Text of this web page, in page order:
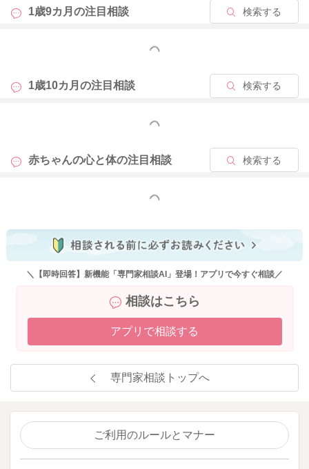
1歳9カ月の注目相談 検索する
もっと見る
1歳10カ月の注目相談 検索する
もっと見る
赤ちゃんの心と体の注目相談 検索する
もっと見る
＼【即時回答】新機能「専門家相談AI」登場！アプリで今すぐ相談／
相談はこちら
アプリで相談する
専門家相談トップへ
ご利用のルールとマナー